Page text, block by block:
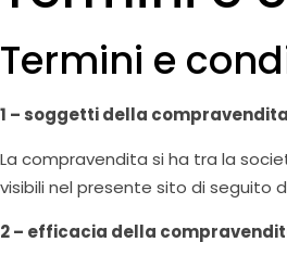
Termini e
1 – soggetti della compravendita
La compravendita si ha tra la
visibili nel presente sito di seguito
2 – efficacia della